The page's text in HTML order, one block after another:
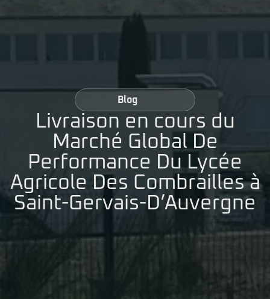
Blog
Livraison en cours du
Marché Global De
Performance Du Lycée
Agricole Des Combrailles à
Saint-Gervais-D’Auvergne